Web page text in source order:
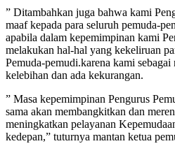
” Ditambahkan juga bahwa kami
maaf kepada para seluruh pemuda-
apabila dalam kepemimpinan kami
melakukan hal-hal yang kekeliruan
Pemuda-pemudi.karena kami sebagai
kelebihan dan ada kekurangan.
” Masa kepemimpinan Pengurus
sama akan membangkitkan dan
meningkatkan pelayanan
kedepan,” tuturnya mantan ketua